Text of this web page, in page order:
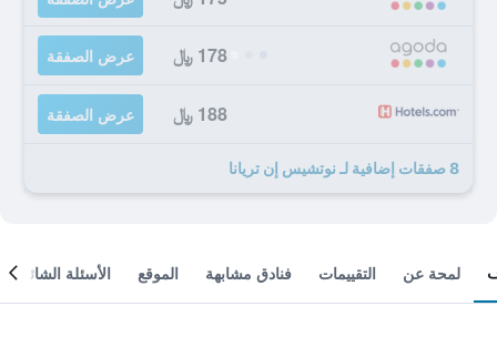
178 ﷼ عرض الصفقة
188 ﷼ عرض الصفقة
8 صفقات إضافية لـ نوتشيس إن تريانا
لمحة عن التقييمات فنادق مشابهة الموقع الأسئلة الشائعة